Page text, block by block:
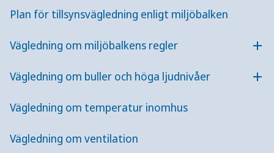
Plan för tillsynsvägledning enligt miljöbalken
Vägledning om miljöbalkens regler
Vägledning om buller och höga ljudnivåer
Vägledning om temperatur inomhus
Vägledning om ventilation
Skolor och förskolor är anmälningspliktiga
Verksamhetsutövaren är ansvarig för att
verksamheten bedrivs är bra och barnens hälsa
hälsoskyddsnämnden ska i sin tillsyn enligt
skolor och förskolor och Folkhälsomyndigheten